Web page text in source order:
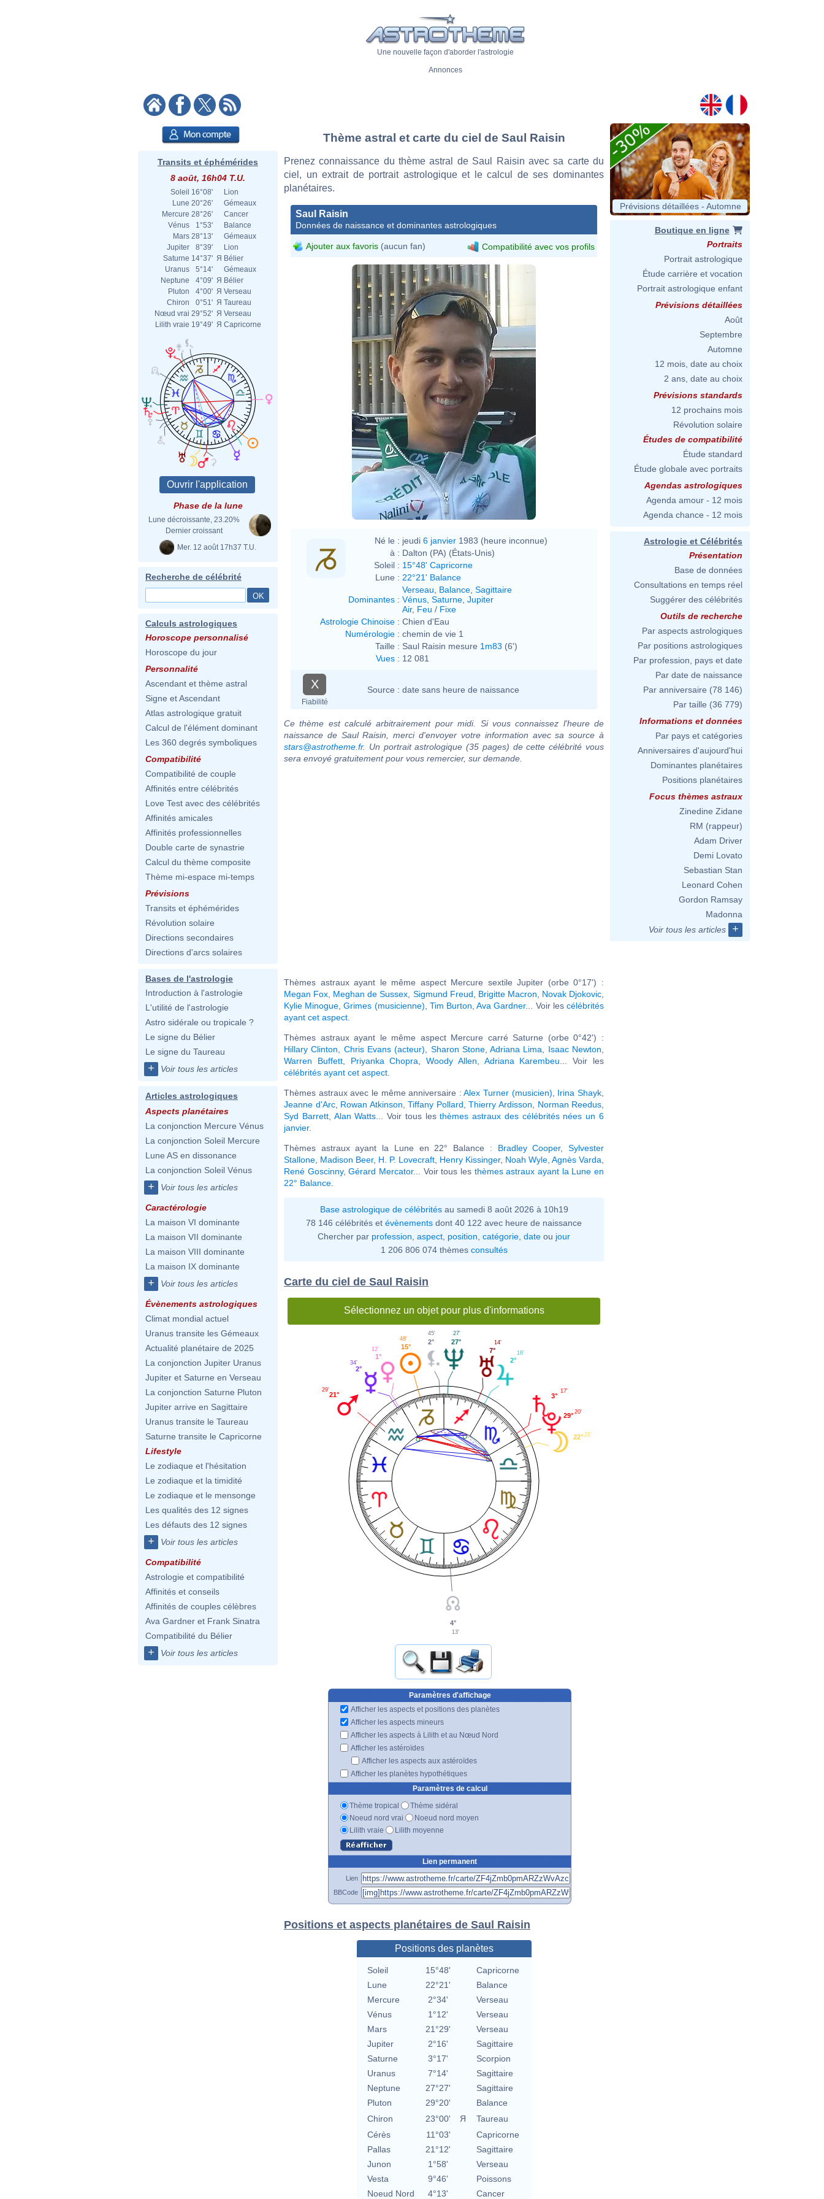
Une nouvelle façon d'aborder l'astrologie
Annonces
Transits et éphémérides
8 août, 16h04 T.U.
Soleil 16°08'
Lion
Lune 20°26'
Gémeaux
Mercure 28°26'
Cancer
Vénus
1°53'
Balance
Mars 28°13'
Gémeaux
Jupiter
8°39'
Lion
Saturne 14°37' Я Bélier
Uranus
5°14'
Gémeaux
Neptune
4°09' Я Bélier
Pluton
4°00' Я Verseau
Chiron
0°51' Я Taureau
Nœud vrai 29°52' Я Verseau
Lilith vraie 19°49' Я Capricorne
Phase de la lune
Lune décroissante, 23.20%
Dernier croissant
Mer. 12 août 17h37 T.U.
Recherche de célébrité
Calculs astrologiques
Horoscope personnalisé
Horoscope du jour
Personnalité
Ascendant et thème astral
Signe et Ascendant
Atlas astrologique gratuit
Calcul de l'élément dominant
Les 360 degrés symboliques
Compatibilité
Compatibilité de couple
Affinités entre célébrités
Love Test avec des célébrités
Affinités amicales
Affinités professionnelles
Double carte de synastrie
Calcul du thème composite
Thème mi-espace mi-temps
Prévisions
Transits et éphémérides
Révolution solaire
Directions secondaires
Directions d'arcs solaires
Bases de l'astrologie
Introduction à l'astrologie
L'utilité de l'astrologie
Astro sidérale ou tropicale ?
Le signe du Bélier
Le signe du Taureau
+ Voir tous les articles
Articles astrologiques
Aspects planétaires
La conjonction Mercure Vénus
La conjonction Soleil Mercure
Lune AS en dissonance
La conjonction Soleil Vénus
+ Voir tous les articles
Caractérologie
La maison VI dominante
La maison VII dominante
La maison VIII dominante
La maison IX dominante
+ Voir tous les articles
Évènements astrologiques
Climat mondial actuel
Uranus transite les Gémeaux
Actualité planétaire de 2025
La conjonction Jupiter Uranus
Jupiter et Saturne en Verseau
La conjonction Saturne Pluton
Jupiter arrive en Sagittaire
Uranus transite le Taureau
Saturne transite le Capricorne
Lifestyle
Le zodiaque et l'hésitation
Le zodiaque et la timidité
Le zodiaque et le mensonge
Les qualités des 12 signes
Les défauts des 12 signes
+ Voir tous les articles
Compatibilité
Astrologie et compatibilité
Affinités et conseils
Affinités de couples célèbres
Ava Gardner et Frank Sinatra
Compatibilité du Bélier
+ Voir tous les articles
Thème astral et carte du ciel de Saul Raisin
Prenez connaissance du thème astral de Saul Raisin avec sa carte du
ciel, un extrait de portrait astrologique et le calcul de ses dominantes
planétaires.
Saul Raisin
Données de naissance et dominantes astrologiques
Ajouter aux favoris (aucun fan) Compatibilité avec vos profils
Né le : jeudi 6 janvier 1983 (heure inconnue)
à : Dalton (PA) (États-Unis)
Soleil : 15°48' Capricorne
Lune : 22°21' Balance
Dominantes :
Verseau Balance Sagittaire
Vénus Saturne Jupiter
Air, Feu / Fixe
Astrologie Chinoise : Chien d'Eau
Numérologie : chemin de vie 1
Taille : Saul Raisin mesure 1m83 (6')
Vues : 12 081
X
Fiabilité
Source : date sans heure de naissance
Ce thème est calculé arbitrairement pour midi. Si vous connaissez l'heure de
naissance de Saul Raisin, merci d'envoyer votre information avec sa source à
stars@astrotheme.fr. Un portrait astrologique (35 pages) de cette célébrité vous
sera envoyé gratuitement pour vous remercier, sur demande.
Thèmes astraux ayant le même aspect Mercure sextile Jupiter (orbe 0°17') :
Megan Fox Meghan de Sussex Sigmund Freud Brigitte Macron Novak Djokovic
Kylie Minogue ,Grimes (musicienne) Tim Burton ,Ava Gardner... Voir lescélébrités
ayant cet aspect
Thèmes astraux ayant le même aspect Mercure carré Saturne (orbe 0°42') :
Hillary Clinton
Chris Evans (acteur) Sharon Stone,Adriana Lima Isaac Newton
Warren Buffett, Priyanka Chopra ,Woody Allen Adriana Karembeu ... Voir les
célébrités ayant cet aspect
Thèmes astraux avec le même anniversaire :Alex Turner (musicien) Irina Shayk
Jeanne d'Arc, Rowan Atkinson ,Tiffany Pollard ,Thierry Ardisson Norman Reedus
Syd Barrett, Alan Watts ... Voir tous lesthèmes astraux des célébrités nées un 6
janvier.
Thèmes astraux ayant la Lune en 22° Balance : Bradley Cooper,Sylvester
Stallone Madison Beer, H. P. Lovecraft Henry Kissinger, Noah Wyle Agnès Varda
René Goscinny,Gérard Mercator... Voir tous les thèmes astraux ayant la Lune en
22° Balance
Base astrologique de célébritésau samedi 8 août 2026 à 10h19
78 146 célébrités et évènements dont 40 122 avec heure de naissance
Chercher par profession aspect position catégorie date ou jour
1 206 806 074 thèmes consultés
Carte du ciel de Saul Raisin
Sélectionnez un objet pour plus d'informations
22° 21'
29°
20'
3°
17'
2°
16'
7°
14'
27°
27'
2°
45'
15°
48'
1°
12'
2°
34'
21°
29'
4°
13'
Paramètres d'affichage
Afficher les aspects et positions des planètes
Afficher les aspects mineurs
Afficher les aspects à Lilith et au Nœud Nord
Afficher les astéroïdes
Afficher les aspects aux astéroïdes
Afficher les planètes hypothétiques
Paramètres de calcul
Thème tropical
Thème sidéral
Noeud nord vrai
Noeud nord moyen
Lilith vraie
Lilith moyenne
Lien permanent
Lien
BBCode
Positions et aspects planétaires de Saul Raisin
Positions des planètes
Soleil 15°48'
Capricorne
Lune
22°21'
Balance
Mercure
2°34'
Verseau
Vénus
1°12'
Verseau
Mars
21°29'
Verseau
Jupiter
2°16'
Sagittaire
Saturne
3°17'
Scorpion
Uranus
7°14'
Sagittaire
Neptune
27°27'
Sagittaire
Pluton
29°20'
Balance
Chiron
23°00' Я
Taureau
Cérès
11°03'
Capricorne
Pallas
21°12'
Sagittaire
Junon
1°58'
Verseau
Vesta
9°46'
Poissons
Noeud Nord
4°13' Cancer
Prévisions détaillées - Automne
Boutique en ligne
Portraits
Portrait astrologique
Étude carrière et vocation
Portrait astrologique enfant
Prévisions détaillées
Août
Septembre
Automne
12 mois, date au choix
2 ans, date au choix
Prévisions standards
12 prochains mois
Révolution solaire
Études de compatibilité
Étude standard
Étude globale avec portraits
Agendas astrologiques
Agenda amour - 12 mois
Agenda chance - 12 mois
Astrologie et Célébrités
Présentation
Base de données
Consultations en temps réel
Suggérer des célébrités
Outils de recherche
Par aspects astrologiques
Par positions astrologiques
Par profession, pays et date
Par date de naissance
Par anniversaire (78 146)
Par taille (36 779)
Informations et données
Par pays et catégories
Anniversaires d'aujourd'hui
Dominantes planétaires
Positions planétaires
Focus thèmes astraux
Zinedine Zidane
RM (rappeur)
Adam Driver
Demi Lovato
Sebastian Stan
Leonard Cohen
Gordon Ramsay
Madonna
Voir tous les articles
+